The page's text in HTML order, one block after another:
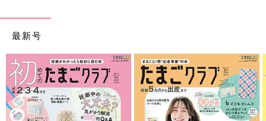
最新号